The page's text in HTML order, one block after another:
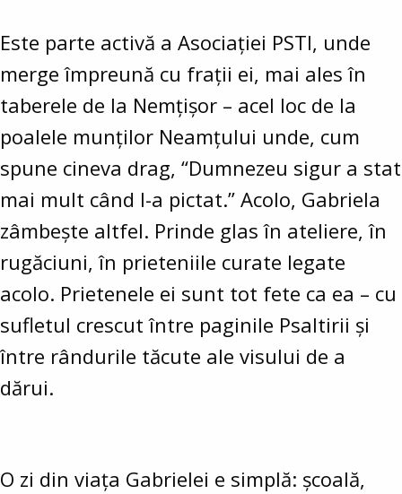
Este parte activă a Asociației PSTI, unde
merge împreună cu frații ei, mai ales în
taberele de la Nemțișor – acel loc de la
poalele munților Neamțului unde, cum
spune cineva drag, “Dumnezeu sigur a stat
mai mult când l-a pictat.” Acolo, Gabriela
zâmbește altfel. Prinde glas în ateliere, în
rugăciuni, în prieteniile curate legate
acolo. Prietenele ei sunt tot fete ca ea – cu
sufletul crescut între paginile Psaltirii și
între rândurile tăcute ale visului de a
dărui.
O zi din viața Gabrielei e simplă: școală,